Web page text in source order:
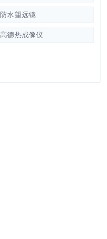
防水望远镜
高德热成像仪